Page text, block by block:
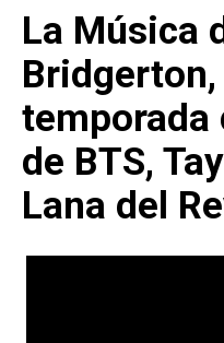
La Música
Bridgerton,
temporada
de BTS,
Lana del